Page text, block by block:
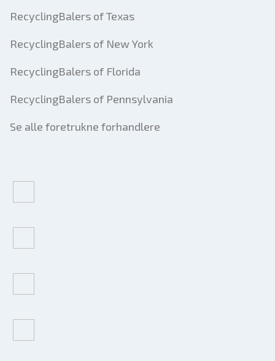
RecyclingBalers of Texas
RecyclingBalers of New York
RecyclingBalers of Florida
RecyclingBalers of Pennsylvania
Se alle foretrukne forhandlere